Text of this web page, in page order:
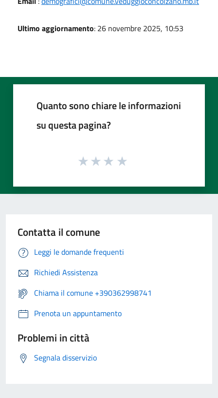
Ultimo aggiornamento: 26 novembre 2025, 10:53
Quanto sono chiare le informazioni
su questa pagina?
Contatta il comune
Leggi le domande frequenti
Richiedi Assistenza
Chiama il comune +390362998741
Prenota un appuntamento
Problemi in città
Segnala disservizio